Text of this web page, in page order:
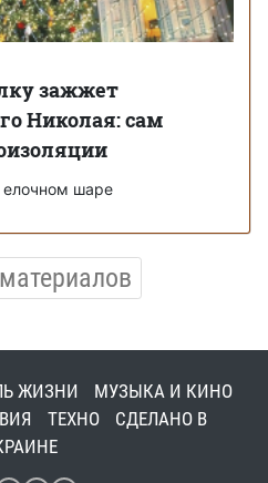
зажжет
Николая: сам
елочном шаре
ЖИЗНИ
МУЗЫКА И КИНО
ТЕХНО
СДЕЛАНО В